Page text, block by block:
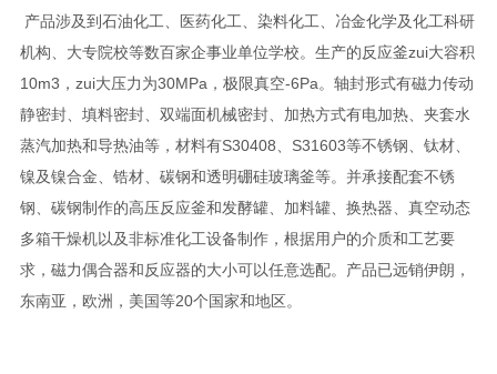
产品涉及到石油化工、医药化工、染料化工、冶金化学及化工科研
机构、大专院校等数百家企事业单位学校。生产的反应釜zui大容积
10m3，zui大压力为30MPa，极限真空-6Pa。轴封形式有磁力传动
静密封、填料密封、双端面机械密封、加热方式有电加热、夹套水
蒸汽加热和导热油等，材料有S30408、S31603等不锈钢、钛材、
镍及镍合金、锆材、碳钢和透明硼硅玻璃釜等。并承接配套不锈
钢、碳钢制作的高压反应釜和发酵罐、加料罐、换热器、真空动态
多箱干燥机以及非标准化工设备制作，根据用户的介质和工艺要
求，磁力偶合器和反应器的大小可以任意选配。产品已远销伊朗，
东南亚，欧洲，美国等20个国家和地区。